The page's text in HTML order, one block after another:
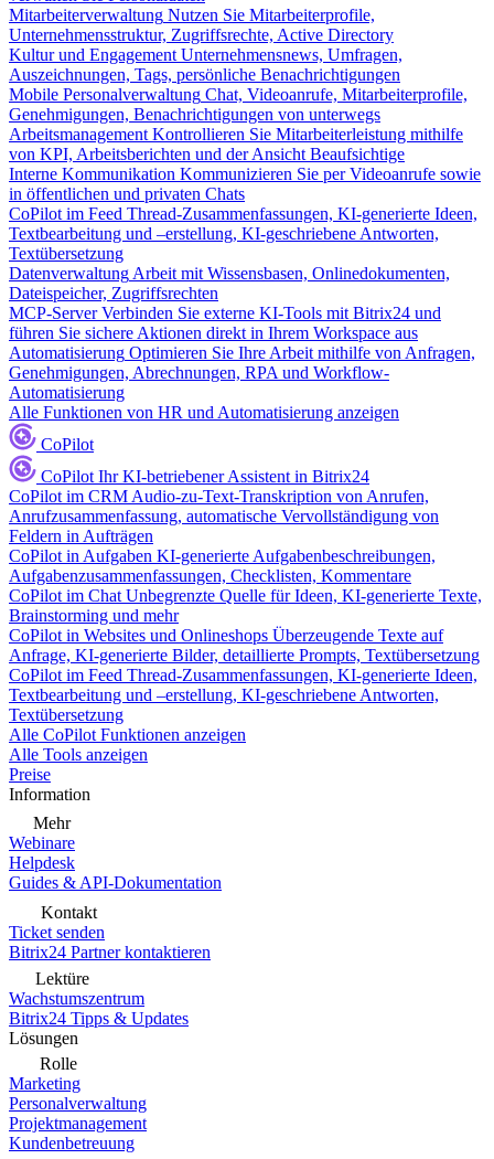
Mitarbeiterverwaltung Nutzen Sie Mitarbeiterprofile,
Unternehmensstruktur, Zugriffsrechte, Active Directory
Kultur und Engagement Unternehmensnews, Umfragen,
Auszeichnungen, Tags, persönliche Benachrichtigungen
Mobile Personalverwaltung Chat, Videoanrufe, Mitarbeiterprofile,
Genehmigungen, Benachrichtigungen von unterwegs
Arbeitsmanagement Kontrollieren Sie Mitarbeiterleistung mithilfe
von KPI, Arbeitsberichten und der Ansicht Beaufsichtige
Interne Kommunikation Kommunizieren Sie per Videoanrufe sowie
in öffentlichen und privaten Chats
CoPilot im Feed Thread-Zusammenfassungen, KI-generierte Ideen,
Textbearbeitung und –erstellung, KI-geschriebene Antworten,
Textübersetzung
Datenverwaltung Arbeit mit Wissensbasen, Onlinedokumenten,
Dateispeicher, Zugriffsrechten
MCP-Server Verbinden Sie externe KI-Tools mit Bitrix24 und
führen Sie sichere Aktionen direkt in Ihrem Workspace aus
Automatisierung Optimieren Sie Ihre Arbeit mithilfe von Anfragen,
Genehmigungen, Abrechnungen, RPA und Workflow-
Automatisierung
Alle Funktionen von HR und Automatisierung anzeigen
CoPilot
CoPilot Ihr KI-betriebener Assistent in Bitrix24
CoPilot im CRM Audio-zu-Text-Transkription von Anrufen,
Anrufzusammenfassung, automatische Vervollständigung von
Feldern in Aufträgen
CoPilot in Aufgaben KI-generierte Aufgabenbeschreibungen,
Aufgabenzusammenfassungen, Checklisten, Kommentare
CoPilot im Chat Unbegrenzte Quelle für Ideen, KI-generierte Texte,
Brainstorming und mehr
CoPilot in Websites und Onlineshops Überzeugende Texte auf
Anfrage, KI-generierte Bilder, detaillierte Prompts, Textübersetzung
CoPilot im Feed Thread-Zusammenfassungen, KI-generierte Ideen,
Textbearbeitung und –erstellung, KI-geschriebene Antworten,
Textübersetzung
Alle CoPilot Funktionen anzeigen
Alle Tools anzeigen
Preise
Information
Mehr
Webinare
Helpdesk
Guides & API-Dokumentation
Kontakt
Ticket senden
Bitrix24 Partner kontaktieren
Lektüre
Wachstumszentrum
Bitrix24 Tipps & Updates
Lösungen
Rolle
Marketing
Personalverwaltung
Projektmanagement
Kundenbetreuung